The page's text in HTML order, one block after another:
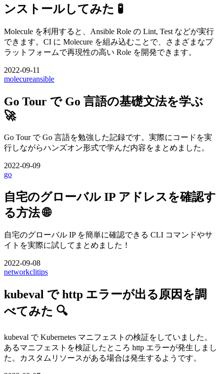
ンストールしてみた 🧪
Molecule を利用すると、Ansible Role の Lint, Test などが実行
できます。CI に Molecure を組み込むことで、さまざまなプ
ラットフォームで再現性の高い Role を開発できます。
2022-09-11
molecureansible
Go Tour で Go 言語の基礎文法を学ぶ
🚀
Go Tour で Go 言語を勉強した記録です。実際にコードを実
行しながらハンズオン形式で学んだ内容をまとめました。
2022-09-09
go
自宅のグローバル IP アドレスを確認す
る方法 🌐
自宅のグローバル IP を簡単に確認できる CLI コマンドやサ
イトを実際に試してまとめました！
2022-09-08
networkclitips
kubeval で http エラーが出る原因を調
べてみた 🔍
kubeval で Kubernetes マニフェストの検証をしていました。
あるマニフェストを検証したところ http エラーが発生しまし
た。カスタムリソースがある場合は発生するようです。